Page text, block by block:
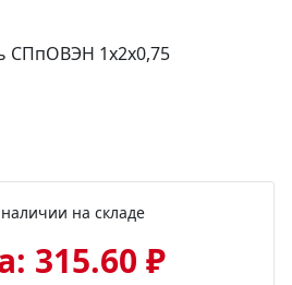
наличии на складе
315.60 ₽